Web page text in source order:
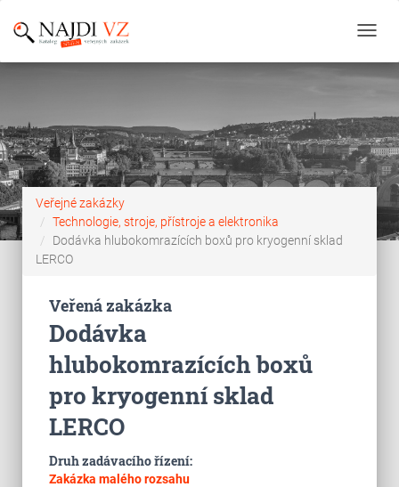
Veřejné zakázky
Technologie, stroje, přístroje a elektronika
Dodávka hlubokomrazících boxů pro kryogenní sklad
LERCO
Veřená zakázka
Dodávka
hlubokomrazících boxů
pro kryogenní sklad
LERCO
Druh zadávacího řízení:
Zakázka malého rozsahu